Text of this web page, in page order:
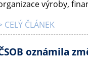
výroby,
CELÝ ČLÁNEK
oznámila